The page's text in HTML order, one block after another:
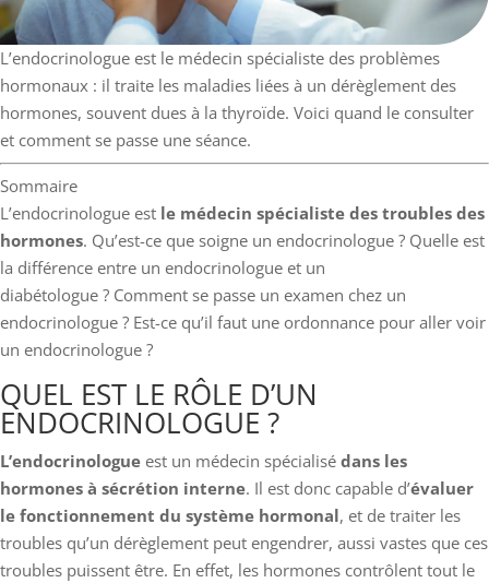
L’endocrinologue est le médecin spécialiste des problèmes
hormonaux : il traite les maladies liées à un dérèglement des
hormones, souvent dues à la thyroïde. Voici quand le consulter
et comment se passe une séance.
Sommaire
L’endocrinologue est le médecin spécialiste des troubles des
hormones. Qu’est-ce que soigne un endocrinologue ? Quelle est
la différence entre un endocrinologue et un
diabétologue ? Comment se passe un examen chez un
endocrinologue ? Est-ce qu’il faut une ordonnance pour aller voir
un endocrinologue ?
QUEL EST LE RÔLE D’UN
ENDOCRINOLOGUE ?
L’endocrinologue est un médecin spécialisé dans les
hormones à sécrétion interne. Il est donc capable d’évaluer
le fonctionnement du système hormonal, et de traiter les
troubles qu’un dérèglement peut engendrer, aussi vastes que ces
troubles puissent être. En effet, les hormones contrôlent tout le